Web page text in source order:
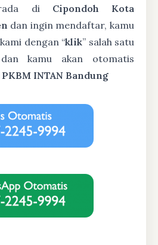
di Cipondoh Kota
dan ingin mendaftar, kamu
dengan “klik” salah satu
kamu akan otomatis
PKBM INTAN Bandung